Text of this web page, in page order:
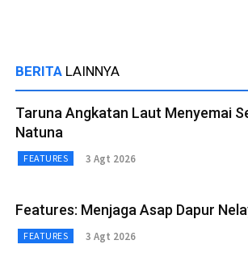
BERITA LAINNYA
Taruna Angkatan Laut Menyemai
Natuna
FEATURES 3 Agt 2026
Features: Menjaga Asap Dapur
FEATURES 3 Agt 2026